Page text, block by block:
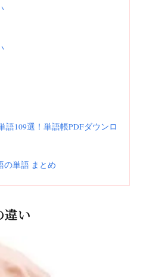
語109選！単語帳PDFダウンロ
の単語 まとめ
違い